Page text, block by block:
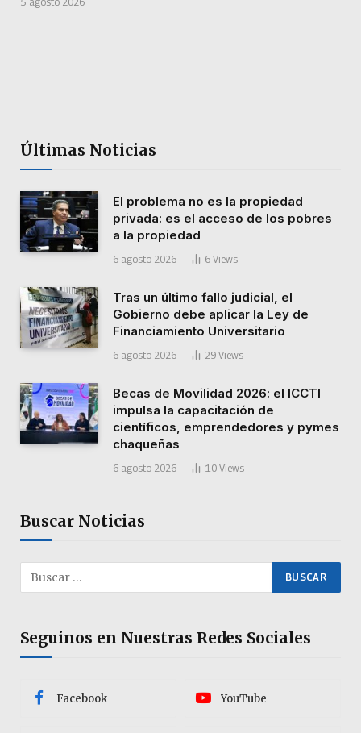
Últimas Noticias
El problema no es la propiedad
privada: es el acceso de los pobres
a la propiedad
6 agosto 2026 6 Views
Tras un último fallo judicial, el
Gobierno debe aplicar la Ley de
Financiamiento Universitario
6 agosto 2026 29 Views
Becas de Movilidad 2026: el ICCTI
impulsa la capacitación de
científicos, emprendedores y pymes
chaqueñas
6 agosto 2026 10 Views
Buscar Noticias
Seguinos en Nuestras Redes Sociales
Facebook YouTube